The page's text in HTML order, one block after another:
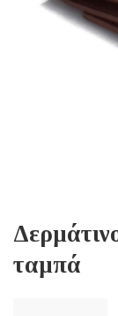
ταμπά